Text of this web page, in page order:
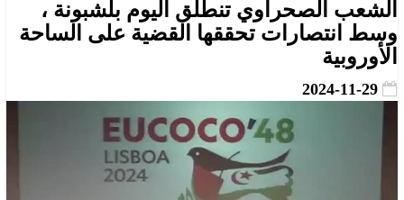
الشعب الصحراوي تنطلق اليوم بلشبونة ،
وسط انتصارات تحققها القضية على الساحة
الأوروبية
2024-11-29